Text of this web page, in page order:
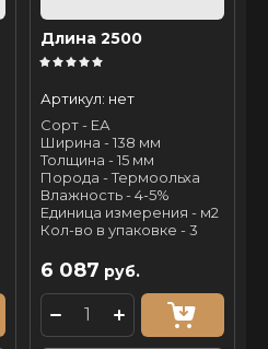
Длина 2500
Артикул: нет
Сорт - ЕА
Ширина - 138 мм
Толщина - 15 мм
Порода - Термоольха
Влажность - 4-5%
Единица измерения - м2
Кол-во в упаковке - 3
6 087 руб.